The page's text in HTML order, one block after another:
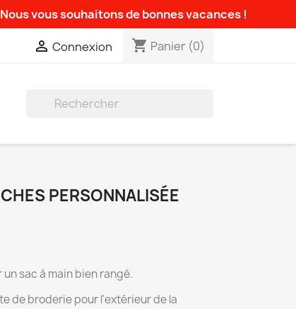
vous souhaitons de bonnes vacances !
 Connexion shopping_cart Panier (0)
PERSONNALISÉE
sac à main bien rangé.
de broderie pour l'extérieur de la